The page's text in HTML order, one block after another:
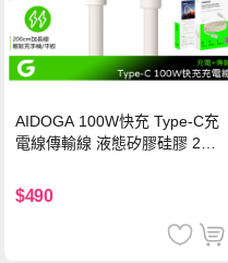
AIDOGA 100W快充 Type-C充
電線傳輸線 液態矽膠硅膠 2M
$490